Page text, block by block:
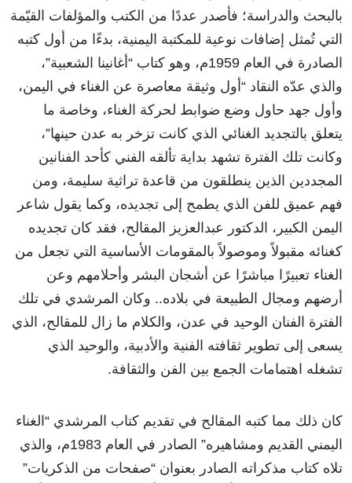
بالبحث والدراسة؛ فأصدر عددًا من الكتب والمؤلفات القيّمة
التي تُمثل إضافات نوعية للمكتبة اليمنية، بدءًا من أول كتبه
الصادرة في العام 1959م، وهو كتاب “أغانينا الشعبية”،
والذي عدّه النقاد “أول وثيقة معاصرة عن الغناء في اليمن،
وأول جهد حاول وضع ضوابط لحركة الغناء، وخاصة ما
يتعلق بالتجديد الغنائي الذي كانت تزخر به عدن حينها”،
وكانت تلك الفترة تشهد بداية تألقه الفني كأحد الفنانين
المجددين الذين ينطلقون من قاعدة تراثية سليمة، ومن
فهم عميق للفن الذي يطمح إلى تجديده، وكما يقول شاعر
اليمن الكبير، الدكتور عبدالعزيز المقالح، فقد كان تجديده
كغنائه مقبولاً وموصولاً بالمقومات الأساسية التي تجعل من
الغناء تعبيرًا مباشرًا عن أشجان البشر وأحلامهم وعن
أرضهم ومجال الطبيعة في بلاده.. وكان المرشدي في تلك
الفترة الفنان الوحيد في عدن، والكلام ما زال للمقالح، الذي
يسعى إلى تطوير ثقافته الفنية والأدبية، والوحيد الذي
تشغله اهتمامات الجمع بين الفن والثقافة.
كان ذلك مما كتبه المقالح في تقديم كتاب المرشدي “الغناء
اليمني القديم ومشاهيره” الصادر في العام 1983م، والذي
تلاه كتاب مذكراته الصادر بعنوان “صفحات من الذكريات”